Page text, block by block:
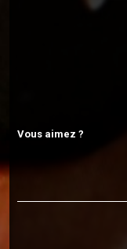
Vous aimez ?